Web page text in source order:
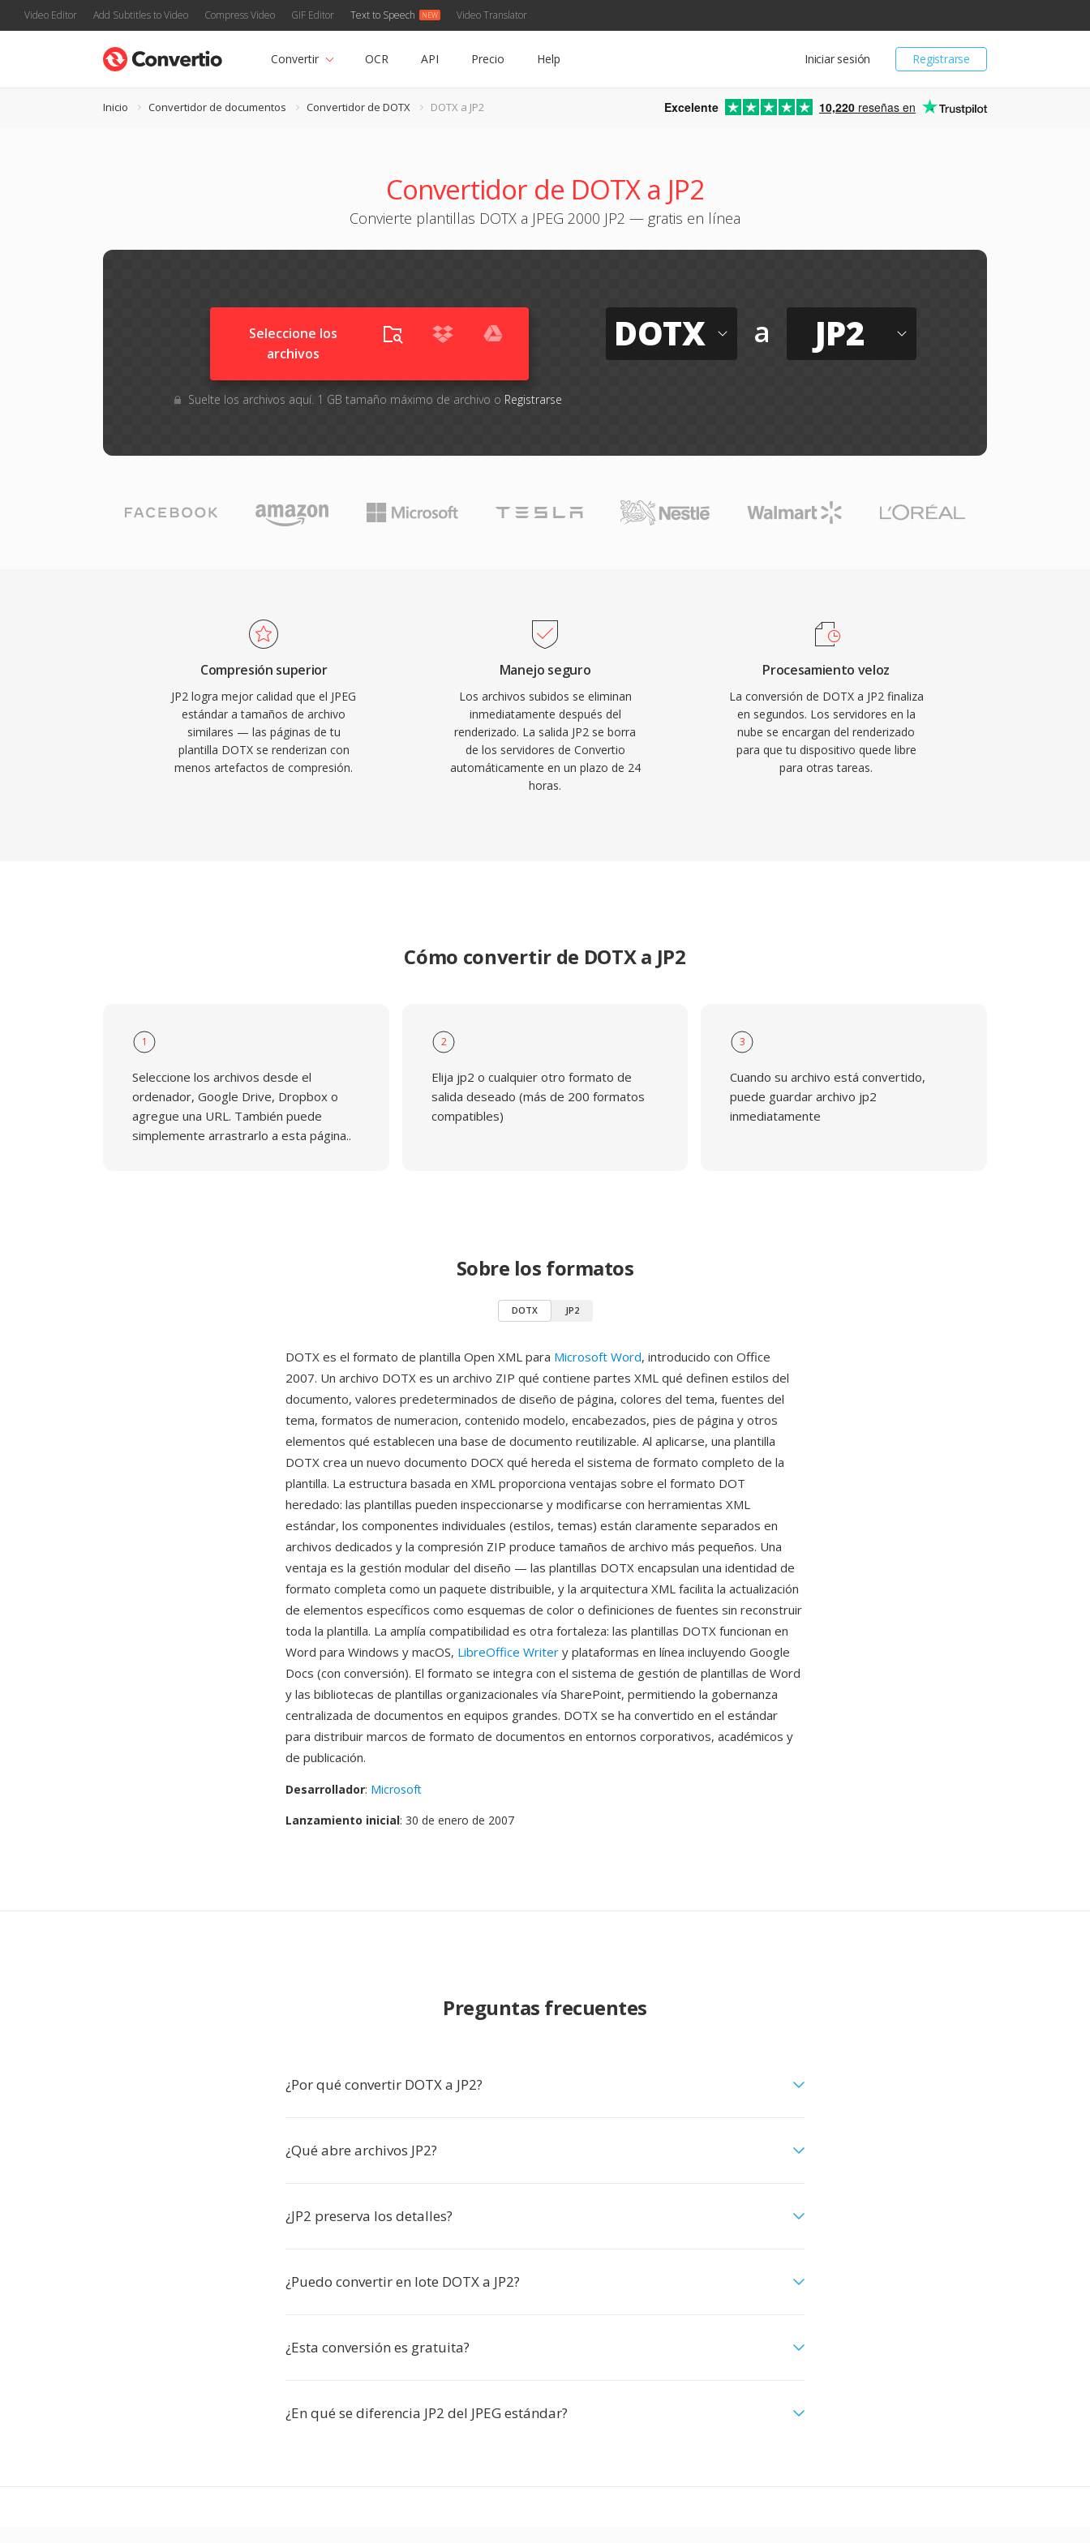
Video Editor Add Subtitles to Video Compress Video GIF Editor Text to Speech Video Translator
Registrarse
Iniciar sesión
Convertir OCR API Precio Help
Inicio Convertidor de documentos Convertidor de DOTX DOTX a JP2 Excelente 10,220 reseñas en
Convertidor de DOTX a JP2
Convierte plantillas DOTX a JPEG 2000 JP2 — gratis en línea
Seleccione los
archivos
Suelte los archivos aquí. 1 GB tamaño máximo de archivo o Registrarse
DOTX a JP2
Compresión superior
JP2 logra mejor calidad que el JPEG
estándar a tamaños de archivo
similares — las páginas de tu
plantilla DOTX se renderizan con
menos artefactos de compresión.
Manejo seguro
Los archivos subidos se eliminan
inmediatamente después del
renderizado. La salida JP2 se borra
de los servidores de Convertio
automáticamente en un plazo de 24
horas.
Procesamiento veloz
La conversión de DOTX a JP2 finaliza
en segundos. Los servidores en la
nube se encargan del renderizado
para que tu dispositivo quede libre
para otras tareas.
Cómo convertir de DOTX a JP2
1
Seleccione los archivos desde el
ordenador, Google Drive, Dropbox o
agregue una URL. También puede
simplemente arrastrarlo a esta página..
2
Elija jp2 o cualquier otro formato de
salida deseado (más de 200 formatos
compatibles)
3
Cuando su archivo está convertido,
puede guardar archivo jp2
inmediatamente
Sobre los formatos
DOTX JP2
DOTX es el formato de plantilla Open XML para Microsoft Word, introducido con Office
2007. Un archivo DOTX es un archivo ZIP qué contiene partes XML qué definen estilos del
documento, valores predeterminados de diseño de página, colores del tema, fuentes del
tema, formatos de numeracion, contenido modelo, encabezados, pies de página y otros
elementos qué establecen una base de documento reutilizable. Al aplicarse, una plantilla
DOTX crea un nuevo documento DOCX qué hereda el sistema de formato completo de la
plantilla. La estructura basada en XML proporciona ventajas sobre el formato DOT
heredado: las plantillas pueden inspeccionarse y modificarse con herramientas XML
estándar, los componentes individuales (estilos, temas) están claramente separados en
archivos dedicados y la compresión ZIP produce tamaños de archivo más pequeños. Una
ventaja es la gestión modular del diseño — las plantillas DOTX encapsulan una identidad de
formato completa como un paquete distribuible, y la arquitectura XML facilita la actualización
de elementos específicos como esquemas de color o definiciones de fuentes sin reconstruir
toda la plantilla. La amplía compatibilidad es otra fortaleza: las plantillas DOTX funcionan en
Word para Windows y macOS, LibreOffice Writer y plataformas en línea incluyendo Google
Docs (con conversión). El formato se integra con el sistema de gestión de plantillas de Word
y las bibliotecas de plantillas organizacionales vía SharePoint, permitiendo la gobernanza
centralizada de documentos en equipos grandes. DOTX se ha convertido en el estándar
para distribuir marcos de formato de documentos en entornos corporativos, académicos y
de publicación.
Desarrollador: Microsoft
Lanzamiento inicial: 30 de enero de 2007
Preguntas frecuentes
¿Por qué convertir DOTX a JP2?
¿Qué abre archivos JP2?
¿JP2 preserva los detalles?
¿Puedo convertir en lote DOTX a JP2?
¿Esta conversión es gratuita?
¿En qué se diferencia JP2 del JPEG estándar?